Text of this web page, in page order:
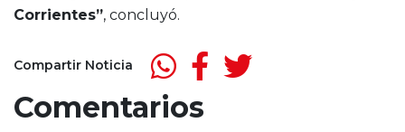
Corrientes”, concluyó.
Compartir Noticia
Comentarios